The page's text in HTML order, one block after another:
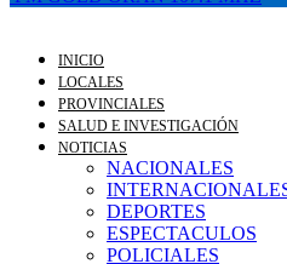
INICIO
LOCALES
PROVINCIALES
SALUD E INVESTIGACIÓN
NOTICIAS
NACIONALES
DEPORTES
ESPECTACULOS
POLICIALES